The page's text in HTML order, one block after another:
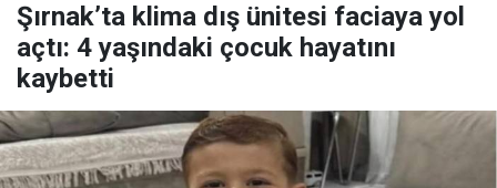
Şırnak’ta klima dış ünitesi faciaya yol
açtı: 4 yaşındaki çocuk hayatını
kaybetti